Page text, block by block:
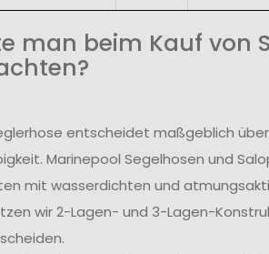
man beim Kauf von
entscheidet maßgeblich
Marinepool Segelhosen und
mit wasserdichten und
wir 2-Lagen- und 3-Lagen-